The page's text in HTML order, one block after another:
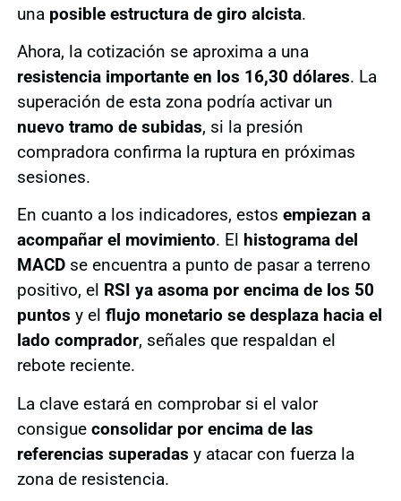
una posible estructura de giro alcista.
Ahora, la cotización se aproxima a una
resistencia importante en los 16,30 dólares. La
superación de esta zona podría activar un
nuevo tramo de subidas, si la presión
compradora confirma la ruptura en próximas
sesiones.
En cuanto a los indicadores, estos empiezan a
acompañar el movimiento. El histograma del
MACDse encuentra a punto de pasar a terreno
positivo, el RSI ya asoma por encima de los 50
puntos y el flujo monetario se desplaza hacia el
lado comprador, señales que respaldan el
rebote reciente.
La clave estará en comprobar si el valor
consigue consolidar por encima de las
referencias superadas y atacar con fuerza la
zona de resistencia.